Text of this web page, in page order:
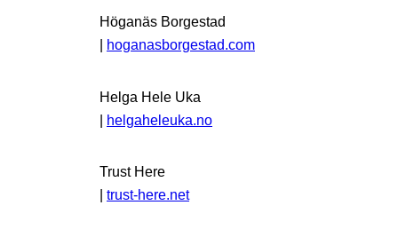
Höganäs Borgestad
| hoganasborgestad.com
Helga Hele Uka
| helgaheleuka.no
Trust Here
trust-here.net